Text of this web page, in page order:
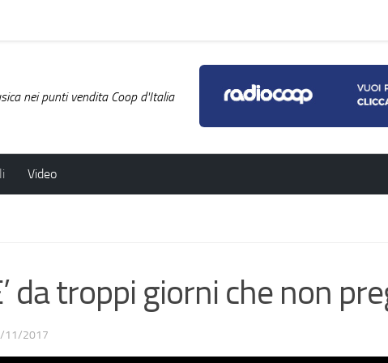
nei punti vendita Coop d'Italia
Video
da troppi giorni che non
11/2017